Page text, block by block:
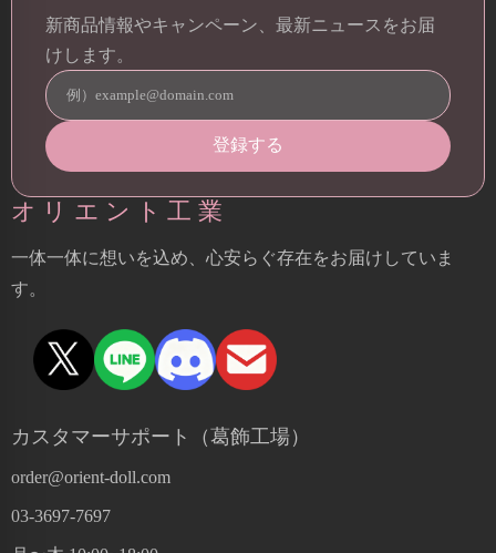
新商品情報やキャンペーン、最新ニュースをお届
けします。
オリエント工業
一体一体に想いを込め、心安らぐ存在をお届けしていま
す。
カスタマーサポート（葛飾工場）
order@orient-doll.com
03-3697-7697